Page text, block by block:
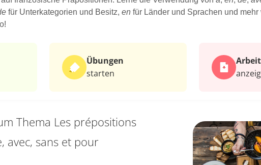
für Unterkategorien und Besitz, en für Länder und Sprachen und
Übungen
starten
Thema Les prépositions
avec, sans et pour